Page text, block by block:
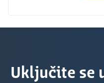
Uključite se